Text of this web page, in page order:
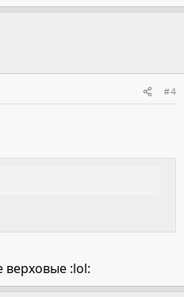
#4
верховые :lol: